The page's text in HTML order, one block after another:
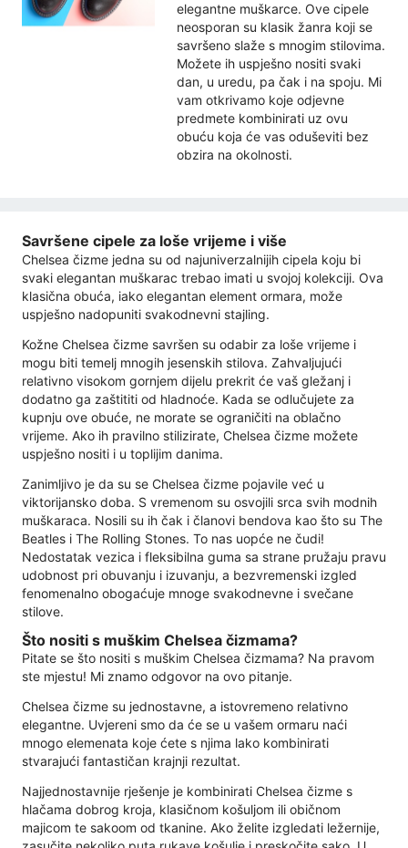
elegantne muškarce. Ove cipele
neosporan su klasik žanra koji se
savršeno slaže s mnogim stilovima.
Možete ih uspješno nositi svaki
dan, u uredu, pa čak i na spoju. Mi
vam otkrivamo koje odjevne
predmete kombinirati uz ovu
obuću koja će vas oduševiti bez
obzira na okolnosti.
Savršene cipele za loše vrijeme i više
Chelsea čizme jedna su od najuniverzalnijih cipela koju bi
svaki elegantan muškarac trebao imati u svojoj kolekciji. Ova
klasična obuća, iako elegantan element ormara, može
uspješno nadopuniti svakodnevni stajling.
Kožne Chelsea čizme savršen su odabir za loše vrijeme i
mogu biti temelj mnogih jesenskih stilova. Zahvaljujući
relativno visokom gornjem dijelu prekrit će vaš gležanj i
dodatno ga zaštititi od hladnoće. Kada se odlučujete za
kupnju ove obuće, ne morate se ograničiti na oblačno
vrijeme. Ako ih pravilno stilizirate, Chelsea čizme možete
uspješno nositi i u toplijim danima.
Zanimljivo je da su se Chelsea čizme pojavile već u
viktorijansko doba. S vremenom su osvojili srca svih modnih
muškaraca. Nosili su ih čak i članovi bendova kao što su The
Beatles i The Rolling Stones. To nas uopće ne čudi!
Nedostatak vezica i fleksibilna guma sa strane pružaju pravu
udobnost pri obuvanju i izuvanju, a bezvremenski izgled
fenomenalno obogaćuje mnoge svakodnevne i svečane
stilove.
Što nositi s muškim Chelsea čizmama?
Pitate se što nositi s muškim Chelsea čizmama? Na pravom
ste mjestu! Mi znamo odgovor na ovo pitanje.
Chelsea čizme su jednostavne, a istovremeno relativno
elegantne. Uvjereni smo da će se u vašem ormaru naći
mnogo elemenata koje ćete s njima lako kombinirati
stvarajući fantastičan krajnji rezultat.
Najjednostavnije rješenje je kombinirati Chelsea čizme s
hlačama dobrog kroja, klasičnom košuljom ili običnom
majicom te sakoom od tkanine. Ako želite izgledati ležernije,